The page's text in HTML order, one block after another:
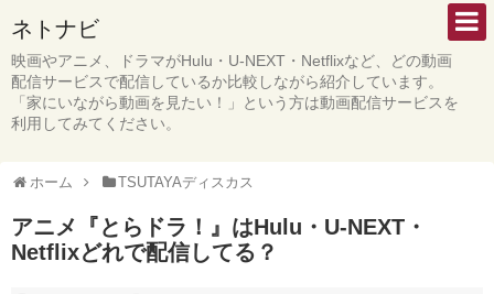
ネトナビ
映画やアニメ、ドラマがHulu・U-NEXT・Netflixなど、どの動画
配信サービスで配信しているか比較しながら紹介しています。
「家にいながら動画を見たい！」という方は動画配信サービスを
利用してみてください。
ホーム TSUTAYAディスカス
アニメ『とらドラ！』はHulu・U-NEXT・
Netflixどれで配信してる？